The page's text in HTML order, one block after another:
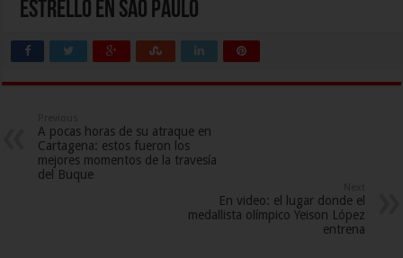
estrelló en São Paulo
A pocas horas de su atraque en
Cartagena: estos fueron los
mejores momentos de la travesía
del Buque
En video: el lugar donde el
medallista olímpico Yeison López
entrena